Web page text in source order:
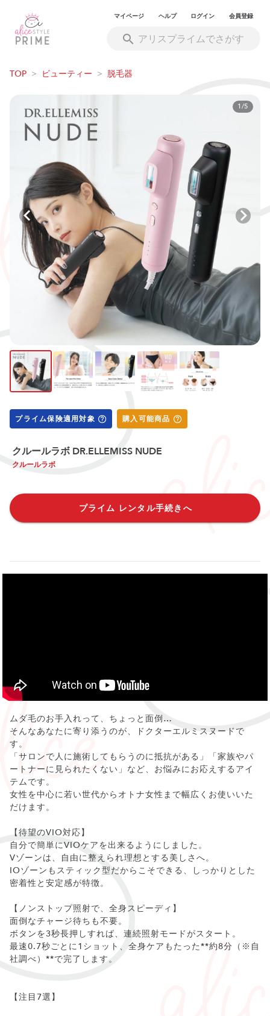
マイページ ヘルプ ログイン 会員登録
TOP > ビューティー > 脱毛器
1/5
プライム保険適用対象 購入可能商品
クルールラボ DR.ELLEMISS NUDE
クルールラボ
プライム レンタル手続きへ
ムダ毛のお手入れって、ちょっと面倒…
そんなあなたに寄り添うのが、ドクターエルミスヌードで
す。
「サロンで人に施術してもらうのに抵抗がある」「家族やパ
ートナーに見られたくない」など、お悩みにお応えするアイ
テムです。
女性を中心に若い世代からオトナ女性まで幅広くお使いいた
だけます。
【待望のVIO対応】
自分で簡単にVIOケアを出来るようにしました。
Vゾーンは、自由に整えられ理想とする美しさへ。
IOゾーンもスティック型だからこそできる、しっかりとした
密着性と安定感が特徴。
【ノンストップ照射で、全身スピーディ】
面倒なチャージ待ちも不要。
ボタンを3秒長押しすれば、連続照射モードがスタート。
最速0.7秒ごとに1ショット、全身ケアもたった**約8分（※自
社調べ）**で完了します。
【注目7選】